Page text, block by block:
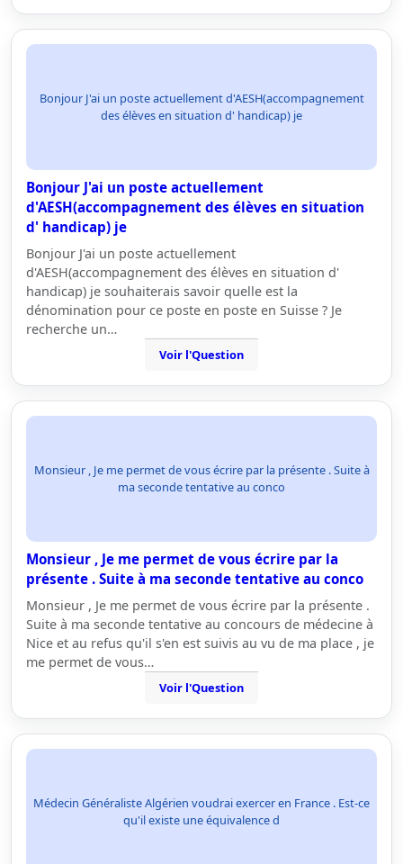
Bonjour J'ai un poste actuellement d'AESH(accompagnement
des élèves en situation d' handicap) je
Bonjour J'ai un poste actuellement
d'AESH(accompagnement des élèves en situation
d' handicap) je
Bonjour J'ai un poste actuellement
d'AESH(accompagnement des élèves en situation d'
handicap) je souhaiterais savoir quelle est la
dénomination pour ce poste en poste en Suisse ? Je
recherche un…
Voir l'Question
Monsieur , Je me permet de vous écrire par la présente . Suite à
ma seconde tentative au conco
Monsieur , Je me permet de vous écrire par la
présente . Suite à ma seconde tentative au conco
Monsieur , Je me permet de vous écrire par la présente .
Suite à ma seconde tentative au concours de médecine à
Nice et au refus qu'il s'en est suivis au vu de ma place , je
me permet de vous…
Voir l'Question
Médecin Généraliste Algérien voudrai exercer en France . Est-ce
qu'il existe une équivalence d